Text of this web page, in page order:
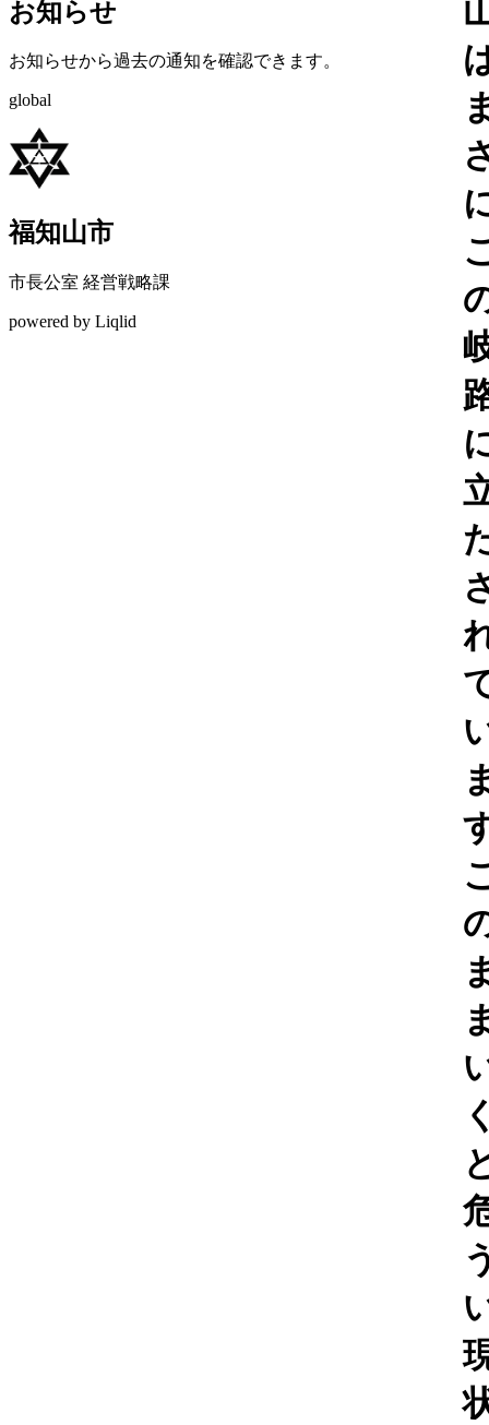
お知らせ
お知らせから過去の通知を確認できます。
global
福知山市
市長公室 経営戦略課
powered by Liqlid